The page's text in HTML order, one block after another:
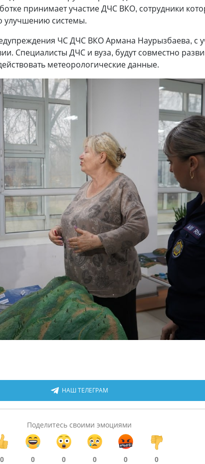
принимает участие ДЧС ВКО, сотрудники
улучшению системы.
ЧС ДЧС ВКО Армана Наурызбаева, с
Специалисты ДЧС и вуза, будут совместно
метеорологические данные.
НАШ ТЕЛЕГРАМ
Поделитесь своими эмоциями
0 0 0 0 0 0